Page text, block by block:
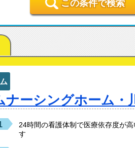
この条件で検索
ナーシングホーム・
24時間の看護体制で医療依存度が
す